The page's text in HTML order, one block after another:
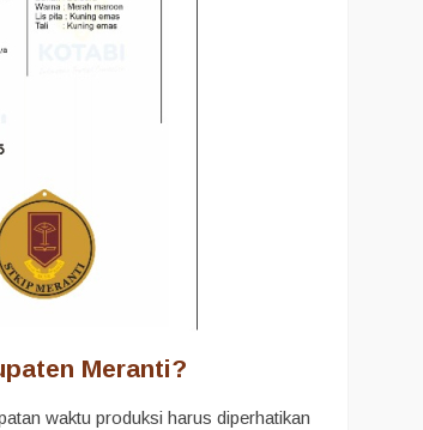
Meranti?
waktu produksi harus diperhatikan